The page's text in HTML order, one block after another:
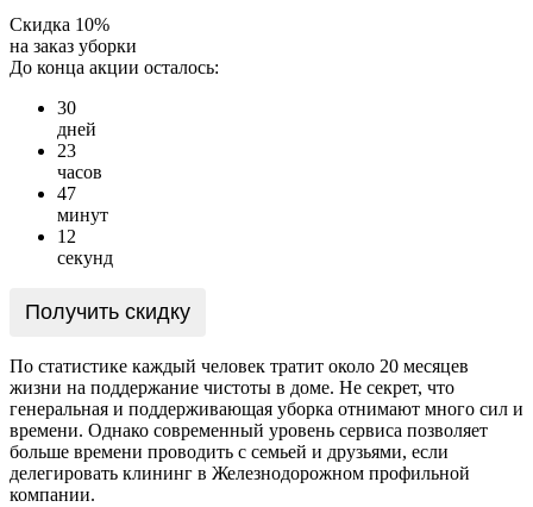
Скидка 10%
на заказ уборки
До конца акции осталось:
30
дней
23
часов
47
минут
12
секунд
Получить скидку
По статистике каждый человек тратит около 20 месяцев
жизни на поддержание чистоты в доме. Не секрет, что
генеральная и поддерживающая уборка отнимают много сил и
времени. Однако современный уровень сервиса позволяет
больше времени проводить с семьей и друзьями, если
делегировать клининг в Железнодорожном профильной
компании.